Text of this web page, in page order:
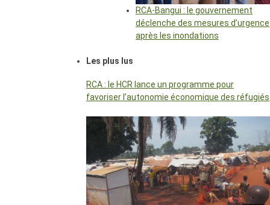
RCA-Bangui : le gouvernement
déclenche des mesures d’urgence
après les inondations
Les plus lus
RCA : le HCR lance un programme pour
favoriser l’autonomie économique des réfugiés